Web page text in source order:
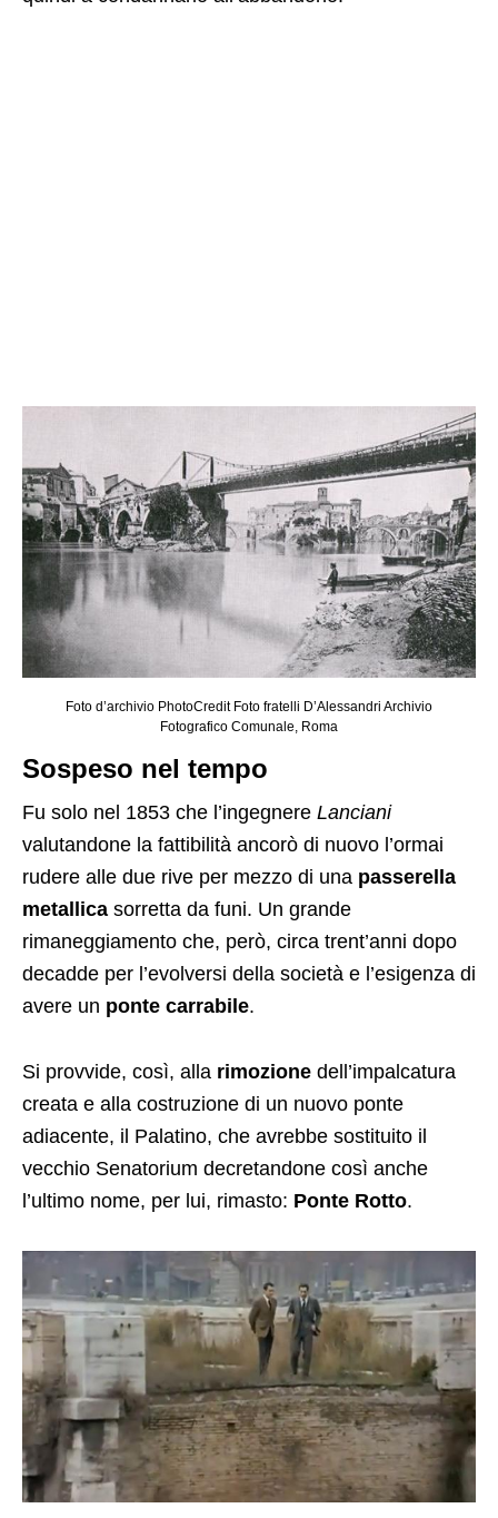
Foto d’archivio PhotoCredit Foto fratelli D’Alessandri Archivio
Fotografico Comunale, Roma
Sospeso nel tempo
Fu solo nel 1853 che l’ingegnere Lanciani
valutandone la fattibilità ancorò di nuovo l’ormai
rudere alle due rive per mezzo di una passerella
metallica sorretta da funi. Un grande
rimaneggiamento che, però, circa trent’anni dopo
decadde per l’evolversi della società e l’esigenza di
avere un ponte carrabile.
Si provvide, così, alla rimozione dell’impalcatura
creata e alla costruzione di un nuovo ponte
adiacente, il Palatino, che avrebbe sostituito il
vecchio Senatorium decretandone così anche
l’ultimo nome, per lui, rimasto: Ponte Rotto.